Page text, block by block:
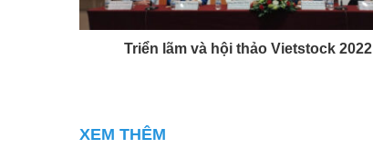
Triển lãm và hội thảo Vietstock 2022
XEM THÊM